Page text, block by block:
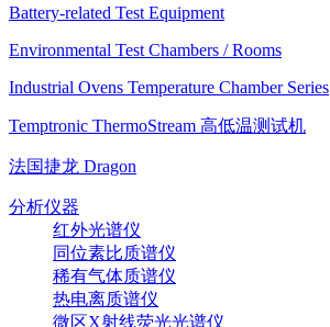
Battery-related Test Equipment
Environmental Test Chambers / Rooms
Industrial Ovens Temperature Chamber Series
Temptronic ThermoStream 高低温测试机
法国捷龙 Dragon
分析仪器
红外光谱仪
同位素比质谱仪
稀有气体质谱仪
热电离质谱仪
微区X射线荧光光谱仪